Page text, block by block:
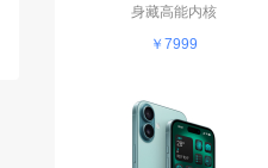
身藏高能内核
￥7999